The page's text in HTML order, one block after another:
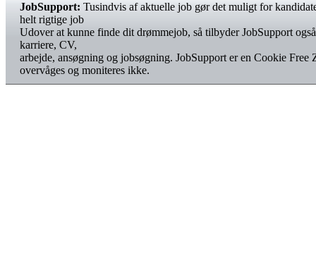
JobSupport: Tusindvis af aktuelle job gør det muligt for
helt rigtige job
Udover at kunne finde dit drømmejob, så tilbyder JobSupport
karriere, CV,
arbejde, ansøgning og jobsøgning. JobSupport er en Cookie Free
overvåges og moniteres ikke.